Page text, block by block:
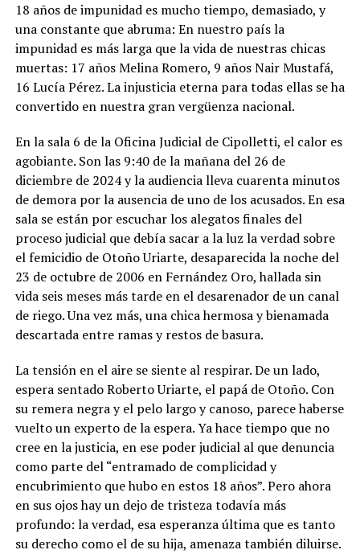
18 años de impunidad es mucho tiempo, demasiado, y
una constante que abruma: En nuestro país la
impunidad es más larga que la vida de nuestras chicas
muertas: 17 años Melina Romero, 9 años Nair Mustafá,
16 Lucía Pérez. La injusticia eterna para todas ellas se ha
convertido en nuestra gran vergüenza nacional.
En la sala 6 de la Oficina Judicial de Cipolletti, el calor es
agobiante. Son las 9:40 de la mañana del 26 de
diciembre de 2024 y la audiencia lleva cuarenta minutos
de demora por la ausencia de uno de los acusados. En esa
sala se están por escuchar los alegatos finales del
proceso judicial que debía sacar a la luz la verdad sobre
el femicidio de Otoño Uriarte, desaparecida la noche del
23 de octubre de 2006 en Fernández Oro, hallada sin
vida seis meses más tarde en el desarenador de un canal
de riego. Una vez más, una chica hermosa y bienamada
descartada entre ramas y restos de basura.
La tensión en el aire se siente al respirar. De un lado,
espera sentado Roberto Uriarte, el papá de Otoño. Con
su remera negra y el pelo largo y canoso, parece haberse
vuelto un experto de la espera. Ya hace tiempo que no
cree en la justicia, en ese poder judicial al que denuncia
como parte del “entramado de complicidad y
encubrimiento que hubo en estos 18 años”. Pero ahora
en sus ojos hay un dejo de tristeza todavía más
profundo: la verdad, esa esperanza última que es tanto
su derecho como el de su hija, amenaza también diluirse.